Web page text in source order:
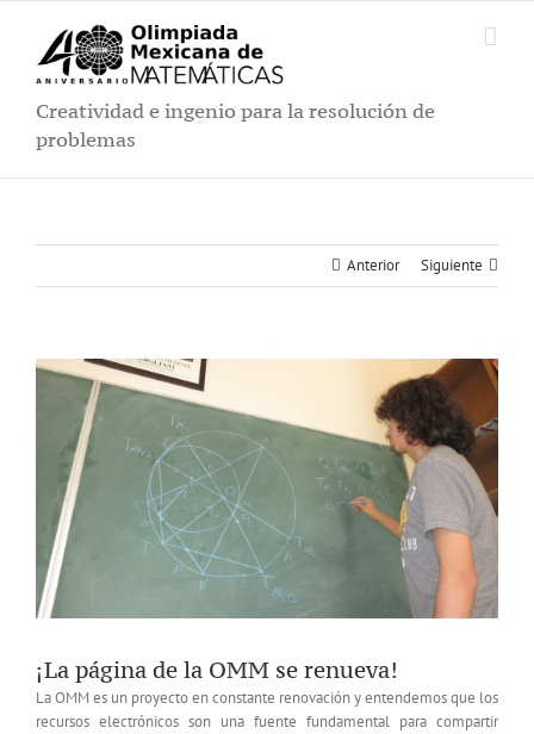
contenido
Creatividad e ingenio para la resolución de
problemas
Anterior Siguiente
¡La página de la OMM se renueva!
La OMM es un proyecto en constante renovación y entendemos que los
recursos electrónicos son una fuente fundamental para compartir